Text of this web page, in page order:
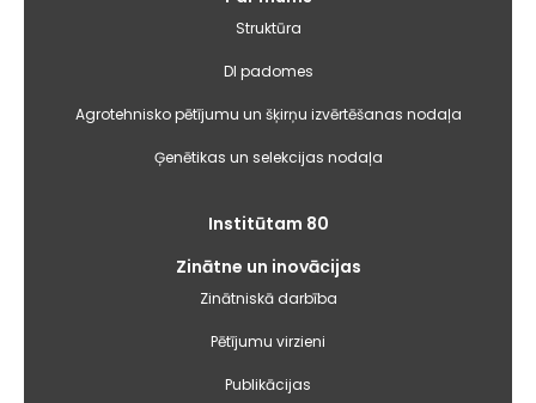
Struktūra
DI padomes
Agrotehnisko pētījumu un šķirņu izvērtēšanas nodaļa
Ģenētikas un selekcijas nodaļa
Institūtam 80
Zinātne un inovācijas
Zinātniskā darbība
Pētījumu virzieni
Publikācijas